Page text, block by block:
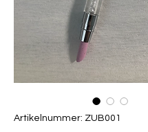
Artikelnummer: ZUB001